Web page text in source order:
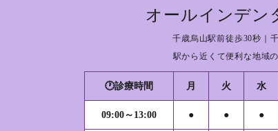
オールインデン
千歳烏山駅前徒歩30秒｜
駅から近くて便利な地域
🕐診療時間 月 火 水
09:00～13:00 ● ● ●